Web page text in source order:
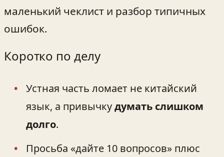
маленький чеклист и разбор типичных
ошибок.
Коротко по делу
Устная часть ломает не китайский
язык, а привычкудумать слишком
долго.
Просьба «дайте 10 вопросов» плюс